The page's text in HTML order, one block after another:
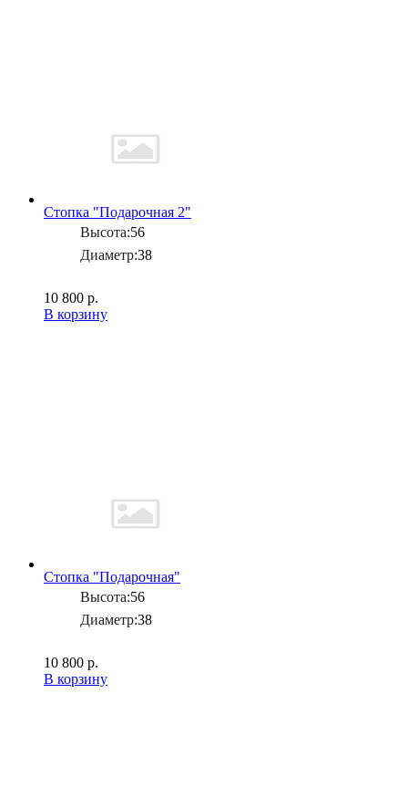
Стопка "Подарочная 2"
Высота:56
Диаметр:38
10 800 р.
В корзину
Стопка "Подарочная"
Высота:56
Диаметр:38
10 800 р.
В корзину